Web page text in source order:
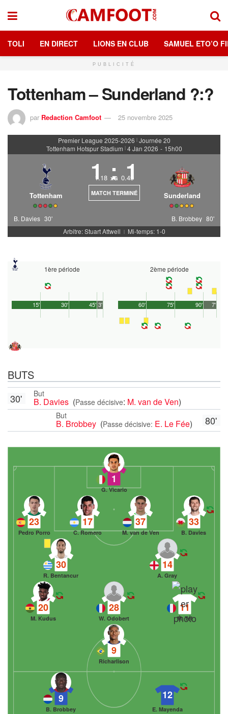
TOLI EN DIRECT LIONS EN CLUB SAMUEL ETO’O
PUBLICITÉ
Tottenham – Sunderland ?:?
par Redaction Camfoot 25 novembre 2025
Premier League 2025-2026 | Journée 20
Tottenham Hotspur Stadium | 4 Jan 2026 - 15h00
Tottenham
1 : 1
1.18 xG 0.49
MATCH TERMINÉ Sunderland
B. Davies 30' B. Brobbey 80'
Arbitre: Stuart Attwell
| Mi-temps: 1-0
1ère période
45'
15' 30' 3'
2ème période
90'
60' 75' 7'
BUTS
But
B. Davies (Passe décisive: M. van de Ven)
30'
80'
But
B. Brobbey (Passe décisive: E. Le Fée)
1
G. Vicario
33
B. Davies
37
M. van de Ven
17
C. Romero
23
Pedro Porro
14
A. Gray
30
R. Bentancur
11
M. Tel
28
W. Odobert
20
M. Kudus
9
Richarlison
9
B. Brobbey
12
E. Mayenda